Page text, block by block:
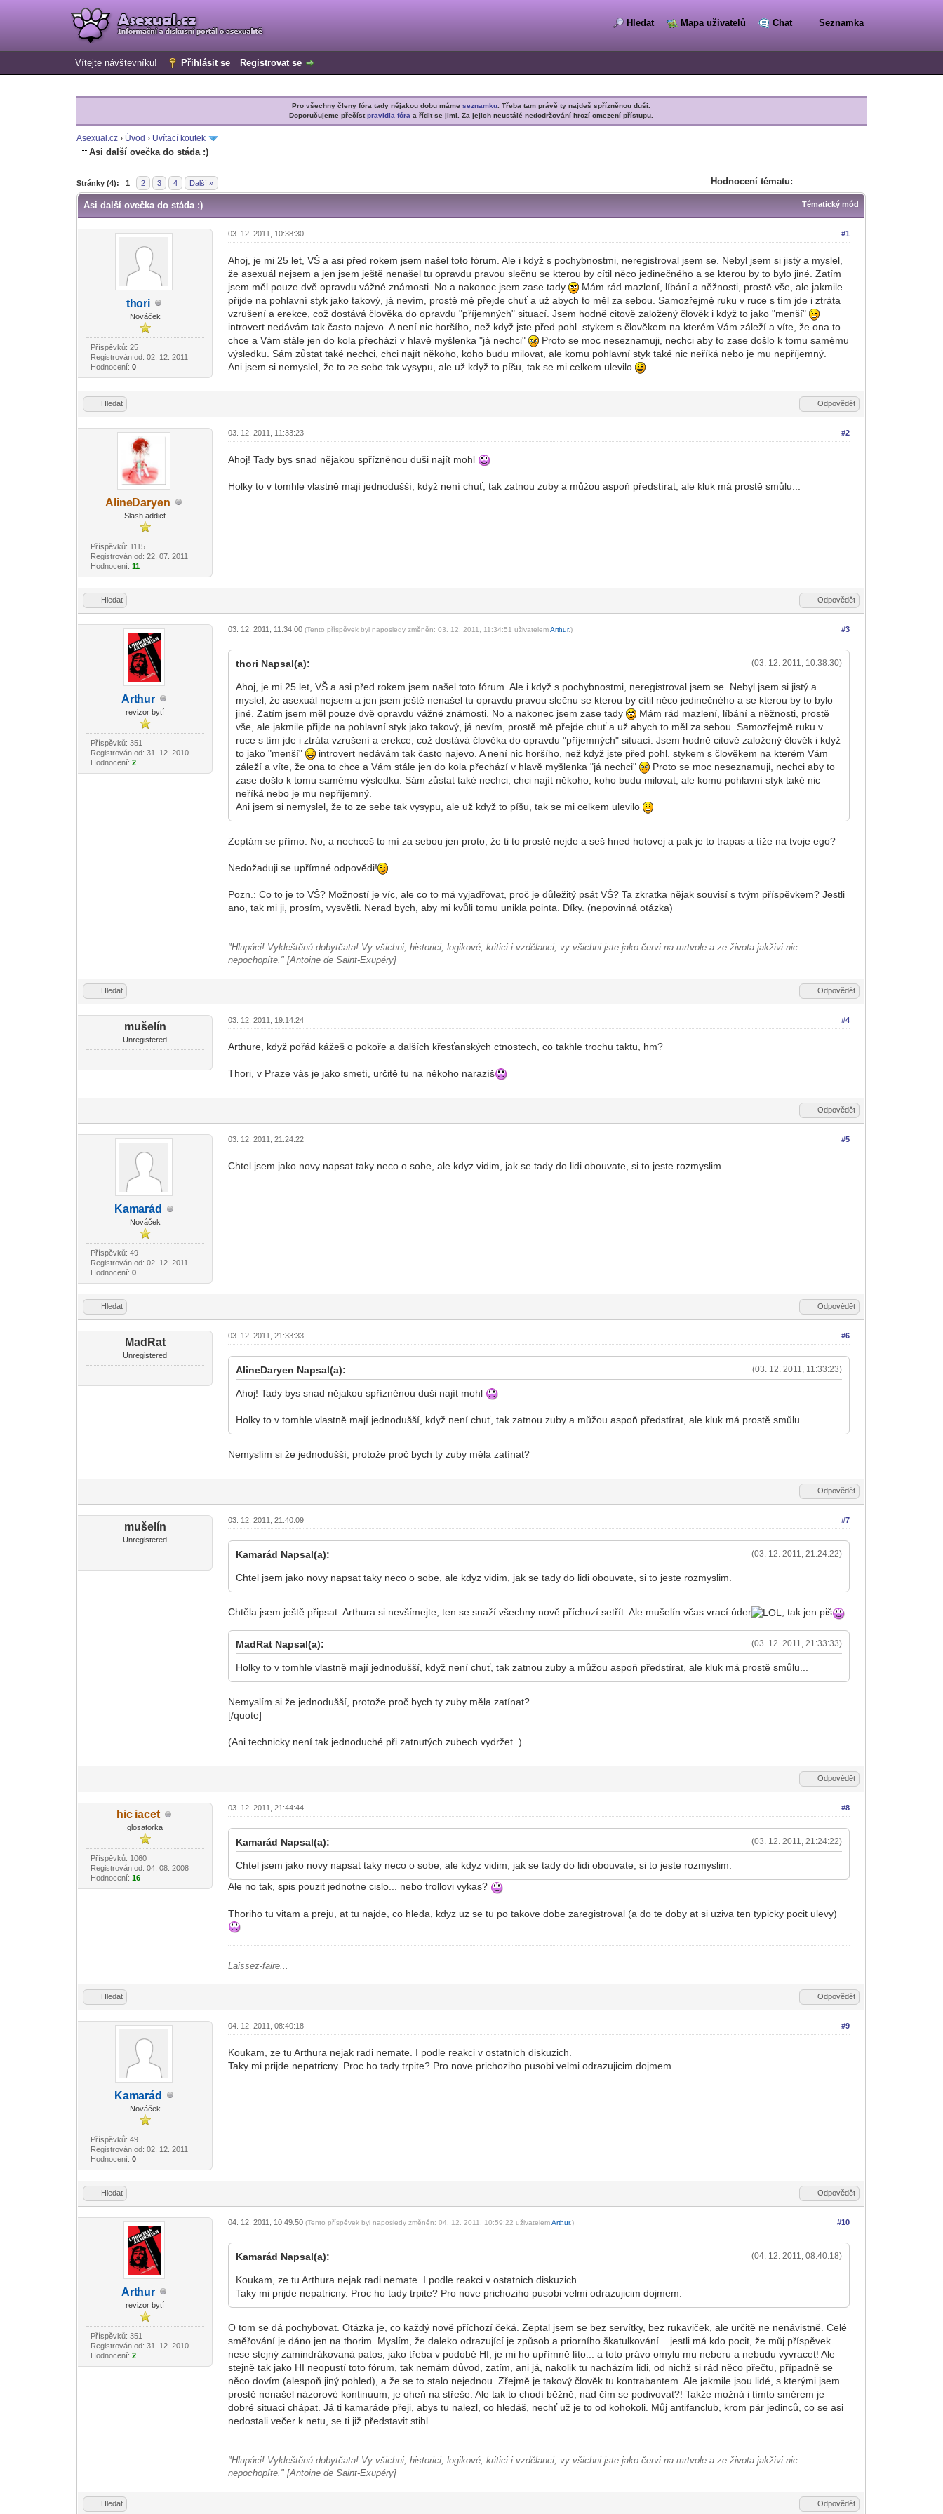
Hledat Mapa uživatelů Chat Seznamka
Vítejte návštevníku! Přihlásit se Registrovat se
Pro všechny členy fóra tady nějakou dobu mámeseznamku . Třeba tam právě ty najdeš spřízněnou duši.
Doporučujeme přečístpravidla fóra a řídit se jimi. Za jejich neustálé nedodržování hrozí omezení přístupu.
Asexual.cz › Úvod › Uvítací koutek
Asi další ovečka do stáda :)
Stránky (4): 1 2 3 4 Další » Hodnocení tématu:
0 Hlas(ů) - 0 Průměr
1
2
3
4
5
Tématický mód
Asi další ovečka do stáda :)
thori
Nováček
Příspěvků: 25
Registrován od: 02. 12. 2011
Hodnocení: 0
#1
03. 12. 2011, 10:38:30
Ahoj, je mi 25 let, VŠ a asi před rokem jsem našel toto fórum. Ale i když s pochybnostmi, neregistroval jsem se. Nebyl jsem si jistý a myslel,
že asexuál nejsem a jen jsem ještě nenašel tu opravdu pravou slečnu se kterou by cítil něco jedinečného a se kterou by to bylo jiné. Zatím
jsem měl pouze dvě opravdu vážné známosti. No a nakonec jsem zase tady
Mám rád mazlení, líbání a něžnosti, prostě vše, ale jakmile
přijde na pohlavní styk jako takový, já nevím, prostě mě přejde chuť a už abych to měl za sebou. Samozřejmě ruku v ruce s tím jde i ztráta
vzrušení a erekce, což dostává člověka do opravdu "příjemných" situací. Jsem hodně citově založený člověk i když to jako "menší"
introvert nedávám tak často najevo. A není nic horšího, než když jste před pohl. stykem s člověkem na kterém Vám záleží a víte, že ona to
chce a Vám stále jen do kola přechází v hlavě myšlenka "já nechci"
Proto se moc neseznamuji, nechci aby to zase došlo k tomu samému
výsledku. Sám zůstat také nechci, chci najít někoho, koho budu milovat, ale komu pohlavní styk také nic neříká nebo je mu nepříjemný.
Ani jsem si nemyslel, že to ze sebe tak vysypu, ale už když to píšu, tak se mi celkem ulevilo
Hledat Odpovědět
AlineDaryen
Slash addict
Příspěvků: 1115
Registrován od: 22. 07. 2011
Hodnocení: 11
#2
03. 12. 2011, 11:33:23
Ahoj! Tady bys snad nějakou spřízněnou duši najít mohl
Holky to v tomhle vlastně mají jednodušší, když není chuť, tak zatnou zuby a můžou aspoň předstírat, ale kluk má prostě smůlu...
Hledat Odpovědět
Arthur
revizor bytí
Příspěvků: 351
Registrován od: 31. 12. 2010
Hodnocení: 2
#3
03. 12. 2011, 11:34:00(Tento příspěvek byl naposledy změněn: 03. 12. 2011, 11:34:51 uživatelemArthur.)
(03. 12. 2011, 10:38:30)
thori Napsal(a):
Ahoj, je mi 25 let, VŠ a asi před rokem jsem našel toto fórum. Ale i když s pochybnostmi, neregistroval jsem se. Nebyl jsem si jistý a
myslel, že asexuál nejsem a jen jsem ještě nenašel tu opravdu pravou slečnu se kterou by cítil něco jedinečného a se kterou by to bylo
jiné. Zatím jsem měl pouze dvě opravdu vážné známosti. No a nakonec jsem zase tady
Mám rád mazlení, líbání a něžnosti, prostě
vše, ale jakmile přijde na pohlavní styk jako takový, já nevím, prostě mě přejde chuť a už abych to měl za sebou. Samozřejmě ruku v
ruce s tím jde i ztráta vzrušení a erekce, což dostává člověka do opravdu "příjemných" situací. Jsem hodně citově založený člověk i když
to jako "menší"
introvert nedávám tak často najevo. A není nic horšího, než když jste před pohl. stykem s člověkem na kterém Vám
záleží a víte, že ona to chce a Vám stále jen do kola přechází v hlavě myšlenka "já nechci"
Proto se moc neseznamuji, nechci aby to
zase došlo k tomu samému výsledku. Sám zůstat také nechci, chci najít někoho, koho budu milovat, ale komu pohlavní styk také nic
neříká nebo je mu nepříjemný.
Ani jsem si nemyslel, že to ze sebe tak vysypu, ale už když to píšu, tak se mi celkem ulevilo
Zeptám se přímo: No, a nechceš to mí za sebou jen proto, že ti to prostě nejde a seš hned hotovej a pak je to trapas a tíže na tvoje ego?
Nedožaduji se upřímné odpovědi!
Pozn.: Co to je to VŠ? Možností je víc, ale co to má vyjadřovat, proč je důležitý psát VŠ? Ta zkratka nějak souvisí s tvým příspěvkem? Jestli
ano, tak mi ji, prosím, vysvětli. Nerad bych, aby mi kvůli tomu unikla pointa. Díky. (nepovinná otázka)
"Hlupáci! Vykleštěná dobytčata! Vy všichni, historici, logikové, kritici i vzdělanci, vy všichni jste jako červi na mrtvole a ze života jakživi nic
nepochopíte." [Antoine de Saint-Exupéry]
Hledat Odpovědět
mušelín
Unregistered
#4
03. 12. 2011, 19:14:24
Arthure, když pořád kážeš o pokoře a dalších křesťanských ctnostech, co takhle trochu taktu, hm?
Thori, v Praze vás je jako smetí, určitě tu na někoho narazíš
Odpovědět
Kamarád
Nováček
Příspěvků: 49
Registrován od: 02. 12. 2011
Hodnocení: 0
#5
03. 12. 2011, 21:24:22
Chtel jsem jako novy napsat taky neco o sobe, ale kdyz vidim, jak se tady do lidi obouvate, si to jeste rozmyslim.
Hledat Odpovědět
MadRat
Unregistered
#6
03. 12. 2011, 21:33:33
(03. 12. 2011, 11:33:23)
AlineDaryen Napsal(a):
Ahoj! Tady bys snad nějakou spřízněnou duši najít mohl
Holky to v tomhle vlastně mají jednodušší, když není chuť, tak zatnou zuby a můžou aspoň předstírat, ale kluk má prostě smůlu...
Nemyslím si že jednodušší, protože proč bych ty zuby měla zatínat?
Odpovědět
mušelín
Unregistered
#7
03. 12. 2011, 21:40:09
(03. 12. 2011, 21:24:22)
Kamarád Napsal(a):
Chtel jsem jako novy napsat taky neco o sobe, ale kdyz vidim, jak se tady do lidi obouvate, si to jeste rozmyslim.
Chtěla jsem ještě připsat: Arthura si nevšímejte, ten se snaží všechny nově příchozí setřít. Ale mušelín včas vrací úder , tak jen piš
(03. 12. 2011, 21:33:33)
MadRat Napsal(a):
Holky to v tomhle vlastně mají jednodušší, když není chuť, tak zatnou zuby a můžou aspoň předstírat, ale kluk má prostě smůlu...
Nemyslím si že jednodušší, protože proč bych ty zuby měla zatínat?
[/quote]
(Ani technicky není tak jednoduché při zatnutých zubech vydržet..)
Odpovědět
hic iacet
glosatorka
Příspěvků: 1060
Registrován od: 04. 08. 2008
Hodnocení: 16
#8
03. 12. 2011, 21:44:44
(03. 12. 2011, 21:24:22)
Kamarád Napsal(a):
Chtel jsem jako novy napsat taky neco o sobe, ale kdyz vidim, jak se tady do lidi obouvate, si to jeste rozmyslim.
Ale no tak, spis pouzit jednotne cislo... nebo trollovi vykas?
Thoriho tu vitam a preju, at tu najde, co hleda, kdyz uz se tu po takove dobe zaregistroval (a do te doby at si uziva ten typicky pocit ulevy)
Laissez-faire...
Hledat Odpovědět
Kamarád
Nováček
Příspěvků: 49
Registrován od: 02. 12. 2011
Hodnocení: 0
#9
04. 12. 2011, 08:40:18
Koukam, ze tu Arthura nejak radi nemate. I podle reakci v ostatnich diskuzich.
Taky mi prijde nepatricny. Proc ho tady trpite? Pro nove prichoziho pusobi velmi odrazujicim dojmem.
Hledat Odpovědět
Arthur
revizor bytí
Příspěvků: 351
Registrován od: 31. 12. 2010
Hodnocení: 2
#10
04. 12. 2011, 10:49:50(Tento příspěvek byl naposledy změněn: 04. 12. 2011, 10:59:22 uživatelemArthur.)
(04. 12. 2011, 08:40:18)
Kamarád Napsal(a):
Koukam, ze tu Arthura nejak radi nemate. I podle reakci v ostatnich diskuzich.
Taky mi prijde nepatricny. Proc ho tady trpite? Pro nove prichoziho pusobi velmi odrazujicim dojmem.
O tom se dá pochybovat. Otázka je, co každý nově příchozí čeká. Zeptal jsem se bez servítky, bez rukaviček, ale určitě ne nenávistně. Celé
směřování je dáno jen na thorim. Myslím, že daleko odrazující je způsob a priorního škatulkování... jestli má kdo pocit, že můj příspěvek
nese stejný zamindrákovaná patos, jako třeba v podobě HI, je mi ho upřímně líto... a toto právo omylu mu neberu a nebudu vyvracet! Ale
stejně tak jako HI neopustí toto fórum, tak nemám důvod, zatím, ani já, nakolik tu nacházím lidi, od nichž si rád něco přečtu, případně se
něco dovím (alespoň jiný pohled), a že se to stalo nejednou. Zřejmě je takový člověk tu kontrabantem. Ale jakmile jsou lidé, s kterými jsem
prostě nenašel názorové kontinuum, je oheň na střeše. Ale tak to chodí běžně, nad čím se podivovat?! Takže možná i tímto směrem je
dobré situaci chápat. Já ti kamaráde přeji, abys tu nalezl, co hledáš, nechť už je to od kohokoli. Můj antifanclub, krom pár jedinců, co se asi
nedostali večer k netu, se ti již představit stihl...
"Hlupáci! Vykleštěná dobytčata! Vy všichni, historici, logikové, kritici i vzdělanci, vy všichni jste jako červi na mrtvole a ze života jakživi nic
nepochopíte." [Antoine de Saint-Exupéry]
Hledat Odpovědět